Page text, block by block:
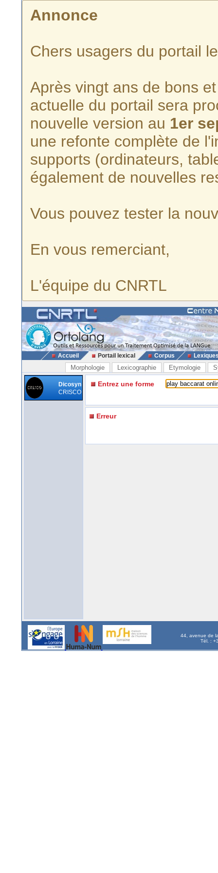
Annonce
Chers usagers du portail
Après vingt ans de bons
actuelle du portail sera
nouvelle version au 1er
une refonte complète de
supports (ordinateurs,
également de nouvelles
Vous pouvez tester la
En vous remerciant,
L'équipe du CNRTL
Accueil Portail lexical Corpus
Morphologie Lexicographie Etymologie
Dicosyn
CRISCO
Entrez une forme
Erreur
44, avenue de
Tél. :